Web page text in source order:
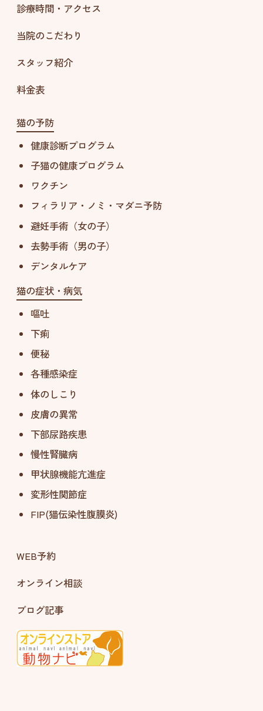
診療時間・アクセス
当院のこだわり
スタッフ紹介
料金表
猫の予防
健康診断プログラム
子猫の健康プログラム
ワクチン
フィラリア・ノミ・マダニ予防
避妊手術（女の子）
去勢手術（男の子）
デンタルケア
猫の症状・病気
嘔吐
下痢
便秘
各種感染症
体のしこり
皮膚の異常
下部尿路疾患
慢性腎臓病
甲状腺機能亢進症
変形性関節症
FIP(猫伝染性腹膜炎)
WEB予約
オンライン相談
ブログ記事